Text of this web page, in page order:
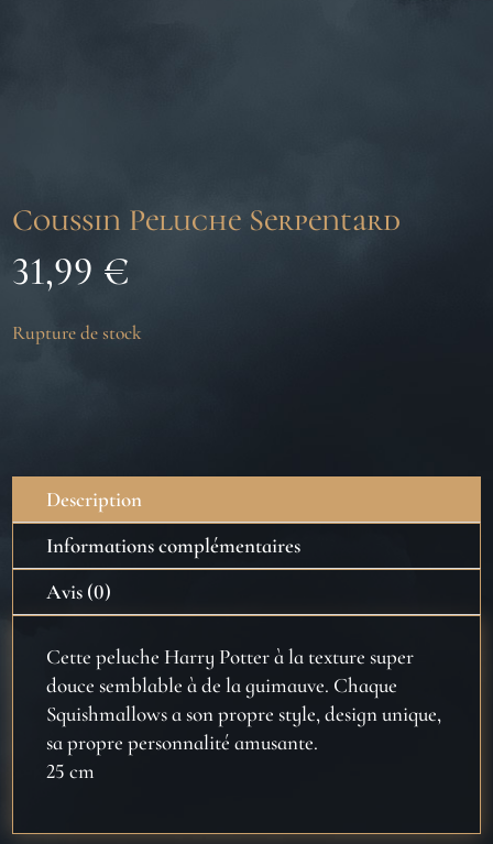
Coussin Peluche Serpentard
31,99 €
Rupture de stock
Description
Informations complémentaires
Avis (0)
Cette peluche Harry Potter à la texture super
douce semblable à de la guimauve. Chaque
Squishmallows a son propre style, design unique,
sa propre personnalité amusante.
25 cm